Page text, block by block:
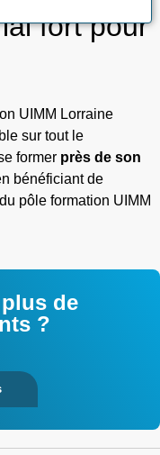
fort pour
UIMM Lorraine
sur tout le
former près de son
bénéficiant de
pôle formation UIMM
de
?